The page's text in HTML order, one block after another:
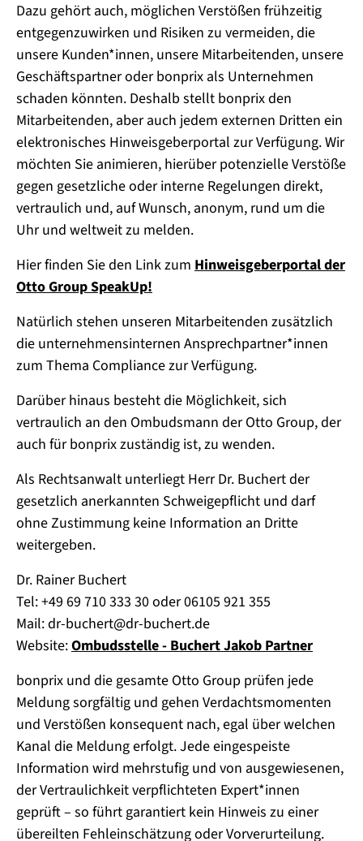
Dazu gehört auch, möglichen Verstößen frühzeitig
entgegenzuwirken und Risiken zu vermeiden, die
unsere Kunden*innen, unsere Mitarbeitenden, unsere
Geschäftspartner oder bonprix als Unternehmen
schaden könnten. Deshalb stellt bonprix den
Mitarbeitenden, aber auch jedem externen Dritten ein
elektronisches Hinweisgeberportal zur Verfügung. Wir
möchten Sie animieren, hierüber potenzielle Verstöße
gegen gesetzliche oder interne Regelungen direkt,
vertraulich und, auf Wunsch, anonym, rund um die
Uhr und weltweit zu melden.
Hier finden Sie den Link zum Hinweisgeberportal der
Otto Group SpeakUp!
Natürlich stehen unseren Mitarbeitenden zusätzlich
die unternehmensinternen Ansprechpartner*innen
zum Thema Compliance zur Verfügung.
Darüber hinaus besteht die Möglichkeit, sich
vertraulich an den Ombudsmann der Otto Group, der
auch für bonprix zuständig ist, zu wenden.
Als Rechtsanwalt unterliegt Herr Dr. Buchert der
gesetzlich anerkannten Schweigepflicht und darf
ohne Zustimmung keine Information an Dritte
weitergeben.
Dr. Rainer Buchert
Tel: +49 69 710 333 30 oder 06105 921 355
Mail: dr-buchert@dr-buchert.de
Website:Ombudsstelle - Buchert Jakob Partner
bonprix und die gesamte Otto Group prüfen jede
Meldung sorgfältig und gehen Verdachtsmomenten
und Verstößen konsequent nach, egal über welchen
Kanal die Meldung erfolgt. Jede eingespeiste
Information wird mehrstufig und von ausgewiesenen,
der Vertraulichkeit verpflichteten Expert*innen
geprüft – so führt garantiert kein Hinweis zu einer
übereilten Fehleinschätzung oder Vorverurteilung.